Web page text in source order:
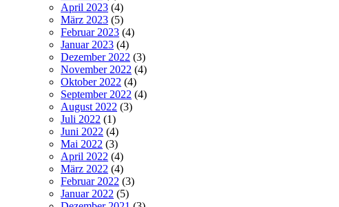
April 2023 (4)
März 2023 (5)
Februar 2023 (4)
Januar 2023 (4)
Dezember 2022 (3)
November 2022 (4)
Oktober 2022 (4)
September 2022 (4)
August 2022 (3)
Juli 2022 (1)
Juni 2022 (4)
Mai 2022 (3)
April 2022 (4)
März 2022 (4)
Februar 2022 (3)
Januar 2022 (5)